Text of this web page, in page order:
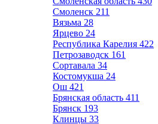
Смоленск 211
Вязьма 28
Ярцево 24
Республика Карелия 422
Петрозаводск 161
Сортавала 34
Костомукша 24
Ош 421
Брянская область 411
Брянск 193
Клинцы 33